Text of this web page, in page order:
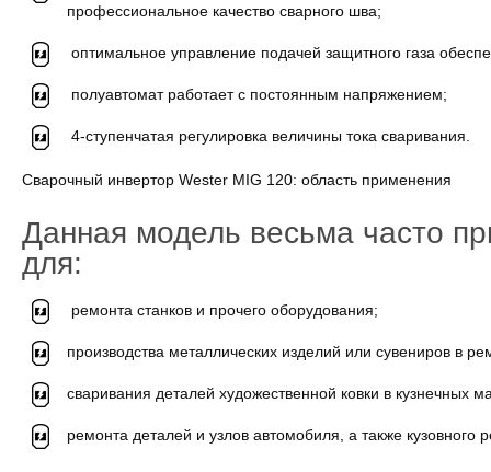
профессиональное качество сварного шва;
оптимальное управление подачей защитного газа
полуавтомат работает с постоянным напряжением;
4-ступенчатая регулировка величины тока сваривания.
Сварочный инвертор Wester MIG 120: область применения
Данная модель весьма часто
для:
ремонта станков и прочего оборудования;
производства металлических изделий или сувениров в
сваривания деталей художественной ковки в кузнечных
ремонта деталей и узлов автомобиля, а также кузовного